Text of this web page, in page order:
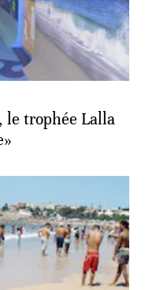
le trophée Lalla